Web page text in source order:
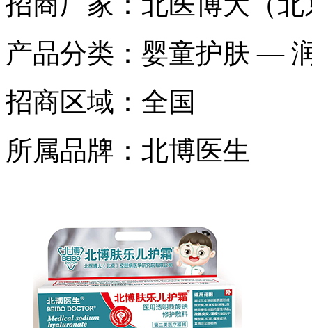
产品分类： 婴童护肤 —
招商区域： 全国
所属品牌： 北博医生